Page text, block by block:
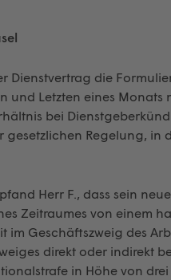
Dienstvertrag die
und Letzten eines
bei
Regelung, in
Herr F., dass sein
Zeitraumes von einem
im Geschäftszweig des
direkt oder indirekt
in Höhe von